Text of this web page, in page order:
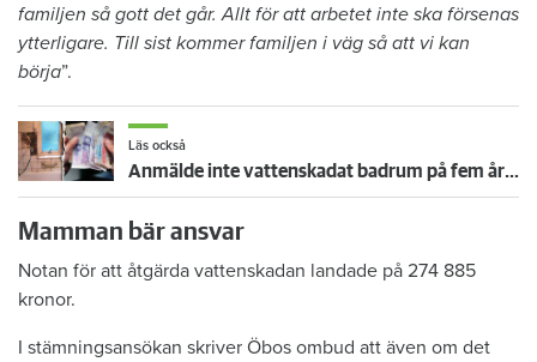
familjen så gott det går. Allt för att arbetet inte ska försenas
ytterligare. Till sist kommer familjen i väg så att vi kan
börja”.
Läs också
Anmälde inte vattenskadat badrum på fem år – krävs på 125 000 kronor
Mamman bär ansvar
Notan för att åtgärda vattenskadan landade på 274 885
kronor.
I stämningsansökan skriver Öbos ombud att även om det